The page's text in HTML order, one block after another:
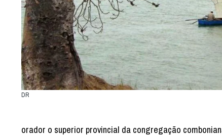
DR
orador o superior provincial da congregação